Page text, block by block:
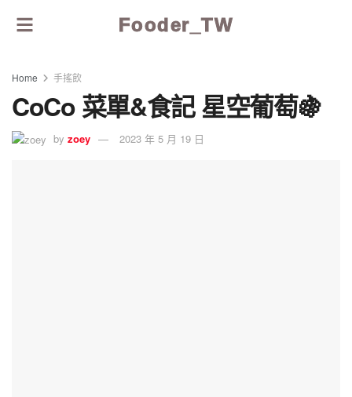
Fooder_TW
Home 手搖飲
CoCo 菜單&食記 星空葡萄🍇
by zoey 2023 年 5 月 19 日